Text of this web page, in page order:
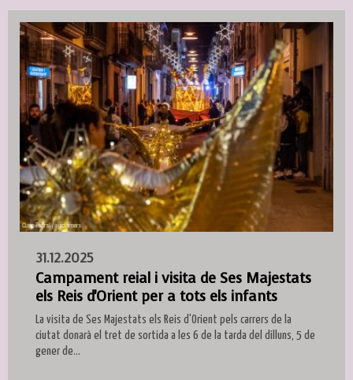
31.12.2025
Campament reial i visita de Ses Majestats
els Reis d'Orient per a tots els infants
La visita de Ses Majestats els Reis d'Orient pels carrers de la
ciutat donarà el tret de sortida a les 6 de la tarda del dilluns, 5 de
gener de...